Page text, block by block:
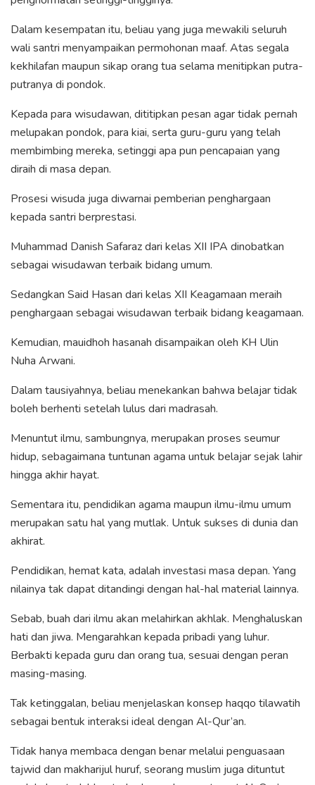
Dalam kesempatan itu, beliau yang juga mewakili seluruh
wali santri menyampaikan permohonan maaf. Atas segala
kekhilafan maupun sikap orang tua selama menitipkan putra-
putranya di pondok.
Kepada para wisudawan, dititipkan pesan agar tidak pernah
melupakan pondok, para kiai, serta guru-guru yang telah
membimbing mereka, setinggi apa pun pencapaian yang
diraih di masa depan.
Prosesi wisuda juga diwarnai pemberian penghargaan
kepada santri berprestasi.
Muhammad Danish Safaraz dari kelas XII IPA dinobatkan
sebagai wisudawan terbaik bidang umum.
Sedangkan Said Hasan dari kelas XII Keagamaan meraih
penghargaan sebagai wisudawan terbaik bidang keagamaan.
Kemudian, mauidhoh hasanah disampaikan oleh KH Ulin
Nuha Arwani.
Dalam tausiyahnya, beliau menekankan bahwa belajar tidak
boleh berhenti setelah lulus dari madrasah.
Menuntut ilmu, sambungnya, merupakan proses seumur
hidup, sebagaimana tuntunan agama untuk belajar sejak lahir
hingga akhir hayat.
Sementara itu, pendidikan agama maupun ilmu-ilmu umum
merupakan satu hal yang mutlak. Untuk sukses di dunia dan
akhirat.
Pendidikan, hemat kata, adalah investasi masa depan. Yang
nilainya tak dapat ditandingi dengan hal-hal material lainnya.
Sebab, buah dari ilmu akan melahirkan akhlak. Menghaluskan
hati dan jiwa. Mengarahkan kepada pribadi yang luhur.
Berbakti kepada guru dan orang tua, sesuai dengan peran
masing-masing.
Tak ketinggalan, beliau menjelaskan konsep haqqo tilawatih
sebagai bentuk interaksi ideal dengan Al-Qur’an.
Tidak hanya membaca dengan benar melalui penguasaan
tajwid dan makharijul huruf, seorang muslim juga dituntut